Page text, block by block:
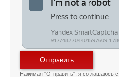
Отправить
Нажимая "Отправить", я соглашаюсь с